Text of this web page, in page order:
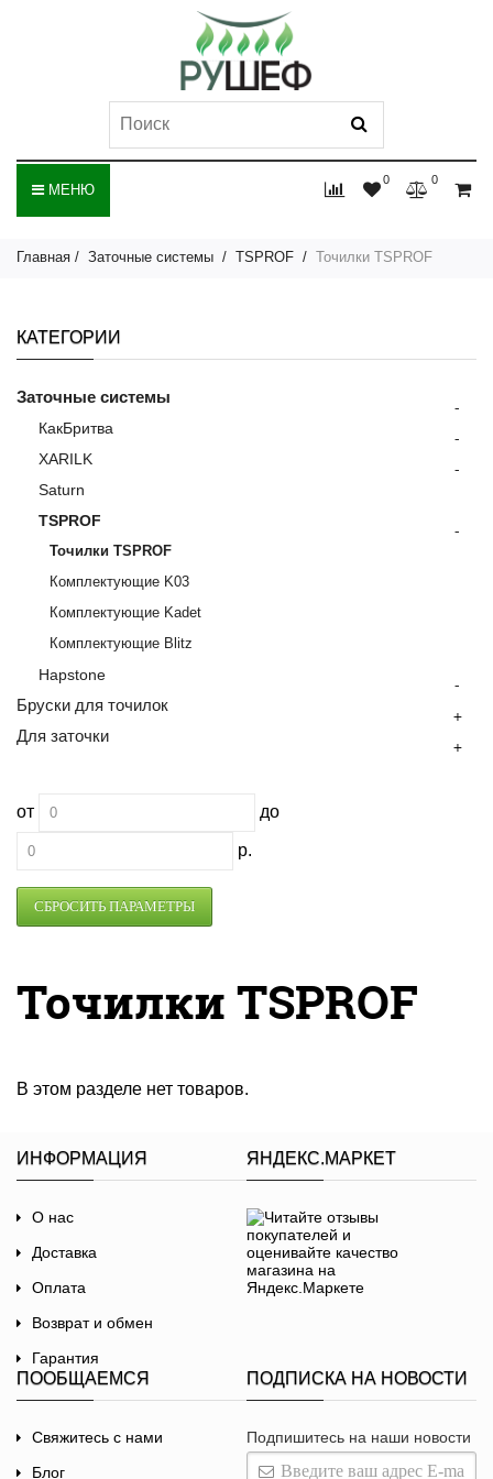
0 0
МЕНЮ
Главная Заточные системы TSPROF Точилки TSPROF
КАТЕГОРИИ
Заточные системы -
КакБритва -
XARILK -
Saturn
TSPROF
-
Точилки TSPROF
Комплектующие K03
Комплектующие Kadet
Комплектующие Blitz
Hapstone -
Бруски для точилок +
Для заточки +
от до
р.
Точилки TSPROF
В этом разделе нет товаров.
ИНФОРМАЦИЯ
О нас
Доставка
Оплата
Возврат и обмен
Гарантия
Договор-оферта
Политика
конфиденциальности
ЯНДЕКС.МАРКЕТ
ПООБЩАЕМСЯ
Свяжитесь с нами
Блог
ПОДПИСКА НА НОВОСТИ
Подпишитесь на наши новости